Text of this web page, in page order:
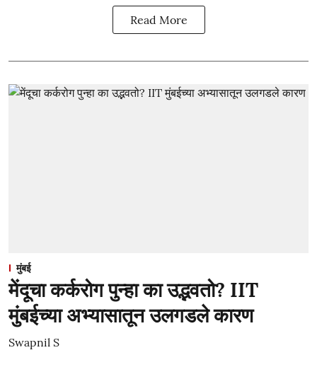
Read More
मुंबई
मेंदूचा कर्करोग पुन्हा का उद्भवतो? IIT
मुंबईच्या अभ्यासातून उलगडले कारण
Swapnil S